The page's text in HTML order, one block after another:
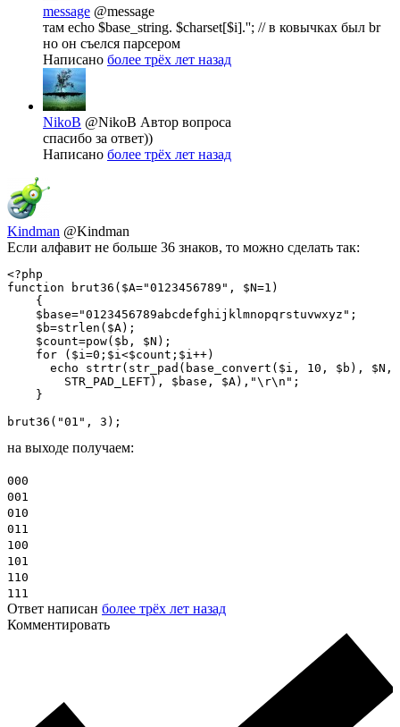
message @message
там echo $base_string. $charset[$i].''; // в ковычках был br
но он съелся парсером
Написано более трёх лет назад
NikoB @NikoB Автор вопроса
спасибо за ответ))
Написано более трёх лет назад
Kindman @Kindman
Если алфавит не больше 36 знаков, то можно сделать так:
<?php
function brut36($A="0123456789", $N=1)
    {
    $base="0123456789abcdefghijklmnopqrstuvwxyz";
    $b=strlen($A);
    $count=pow($b, $N);
    for ($i=0;$i<$count;$i++)
echo strtr(str_pad(base_convert($i, 10, $b), $N,
        STR_PAD_LEFT), $base, $A),"\r\n";
    }
brut36("01", 3);
на выходе получаем:
000
001
010
011
100
101
110
111
Ответ написан более трёх лет назад
Комментировать